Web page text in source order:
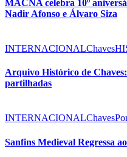
MACNA celebra 10º
Nadir Afonso e Álvaro Siza
INTERNACIONALChaves
Arquivo Histórico de
partilhadas
INTERNACIONALChaves
Sanfins Medieval Regressa